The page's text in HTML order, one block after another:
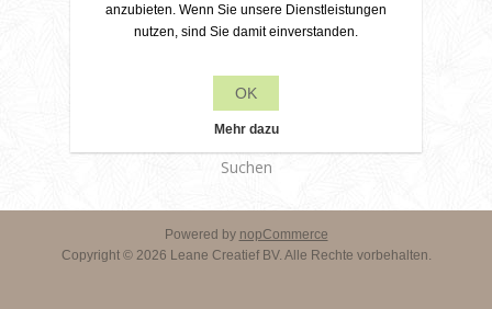
Kontakt
Produkte
Kürzlich angesehen
Suchen
Powered by nopCommerce
Copyright © 2026 Leane Creatief BV. Alle Rechte vorbehalten.
anzubieten. Wenn Sie unsere Dienstleistungen
nutzen, sind Sie damit einverstanden.
OK
Mehr dazu